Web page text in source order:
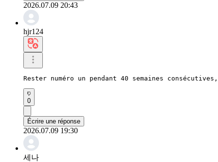
2026.07.09 20:43
hjr124
Rester numéro un pendant 40 semaines
0
Écrire une réponse
2026.07.09 19:30
세나